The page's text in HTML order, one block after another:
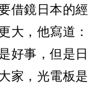
借鏡日本的經
大，他寫道：
好事，但是日
家，光電板是